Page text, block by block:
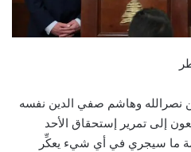
وهاشم صفي الدين نفسه
إلى تمرير إستحقاق الأحد
ما سيجري في أي شيء يعكِّر